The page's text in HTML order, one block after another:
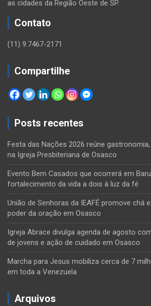
as cidades da Região Oeste de SP.
Contato
(11) 9.7467-2171
Compartilhe
Posts recentes
Festa das Nações 2026 reúne
na Igreja Presbiteriana de Osasco
Evento Bem Casados que ocorrerá em
fortalecimento da vida a dois à luz da fé
União de Senhoras da IEAFÉ promove chá
poder da oração em Osasco
Igreja Abrace divulga agenda de agosto
de jovens e ação de cuidado em Osasco
Marcha para Jesus mobiliza cerca de 7
em toda a Venezuela
Arquivos